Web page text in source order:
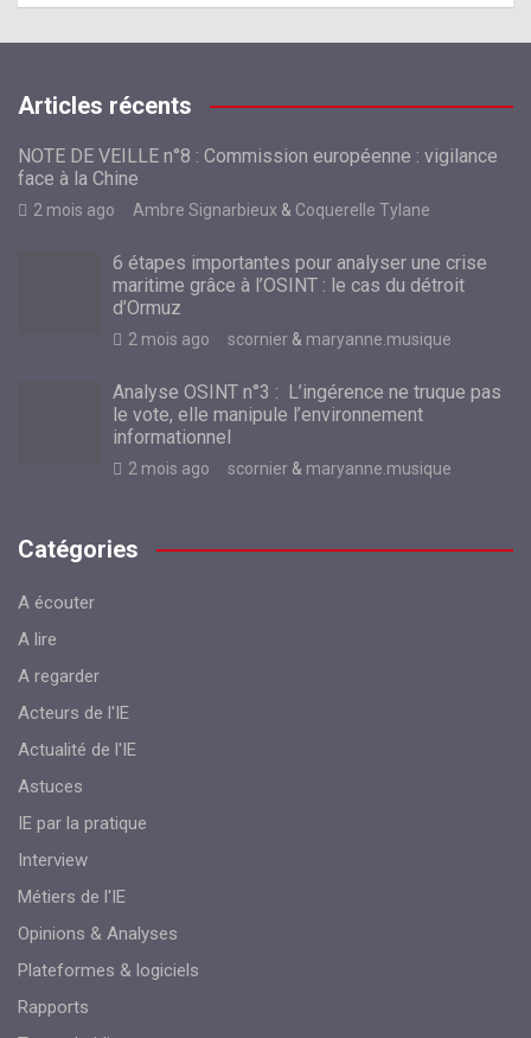
Articles récents
NOTE DE VEILLE n°8 : Commission européenne : vigilance
face à la Chine
2 mois ago Ambre Signarbieux & Coquerelle Tylane
6 étapes importantes pour analyser une crise
maritime grâce à l’OSINT : le cas du détroit
d’Ormuz
2 mois ago scornier & maryanne.musique
Analyse OSINT n°3 : L’ingérence ne truque pas
le vote, elle manipule l’environnement
informationnel
2 mois ago scornier & maryanne.musique
Catégories
A écouter
A lire
A regarder
Acteurs de l'IE
Actualité de l'IE
Astuces
IE par la pratique
Interview
Métiers de l'IE
Opinions & Analyses
Plateformes & logiciels
Rapports